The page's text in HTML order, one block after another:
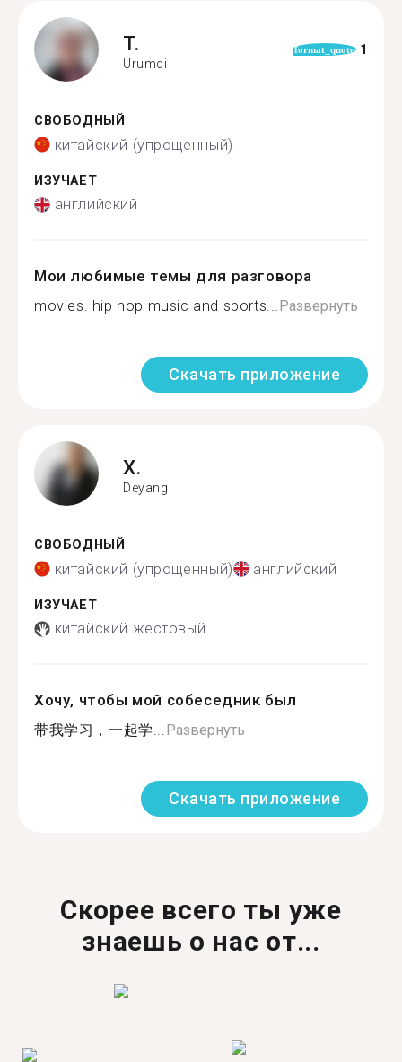
T.
Urumqi
format_quote 1
СВОБОДНЫЙ
китайский (упрощенный)
ИЗУЧАЕТ
английский
Мои любимые темы для разговора
movies. hip hop music and sports...Развернуть
Скачать приложение
X.
Deyang
СВОБОДНЫЙ
китайский (упрощенный) английский
ИЗУЧАЕТ
китайский жестовый
Хочу, чтобы мой собеседник был
带我学习，一起学...Развернуть
Скачать приложение
Скорее всего ты уже
знаешь о нас от...